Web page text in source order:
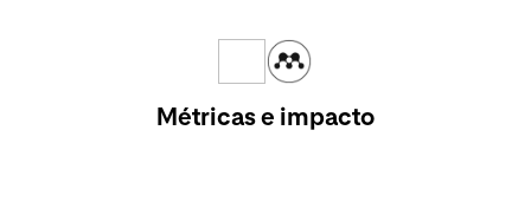
Métricas e impacto